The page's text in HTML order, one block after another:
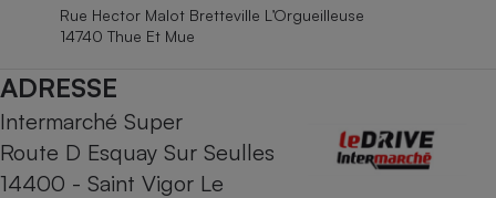
Rue Hector Malot Bretteville L’Orgueilleuse
14740 Thue Et Mue
ADRESSE
Intermarché Super
Route D Esquay Sur Seulles
14400 - Saint Vigor Le